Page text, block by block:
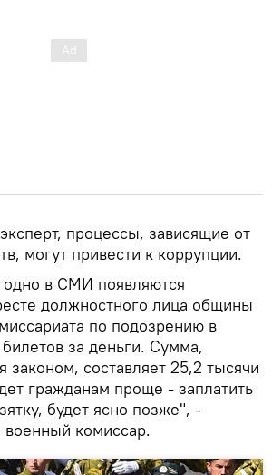
процессы, зависящие от
могут привести к коррупции.
в СМИ появляются
должностного лица общины
по подозрению в
за деньги. Сумма,
законом, составляет 25,2 тысячи
гражданам проще - заплатить
будет ясно позже", -
комиссар.